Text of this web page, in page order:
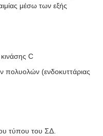
μέσω των εξής
C
πολυολών (ενδοκυττάριας
τύπου του ΣΔ.